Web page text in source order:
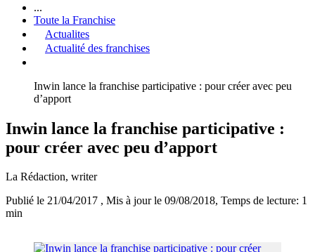
...
Toute la Franchise
Actualites
Actualité des franchises
Inwin lance la franchise participative : pour créer avec peu
d’apport
Inwin lance la franchise participative :
pour créer avec peu d’apport
La Rédaction, writer
Publié le 21/04/2017 , Mis à jour le 09/08/2018, Temps de lecture: 1
min